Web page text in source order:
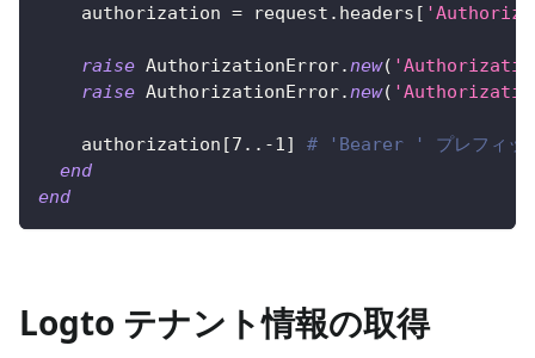
    authorization
= request . headers [
raise AuthorizationError. new(
raise AuthorizationError. new(
    authorization
[7. . -1 ]
# 'Bearer ' プレフィッ
end
end
Logto テナント情報の取得